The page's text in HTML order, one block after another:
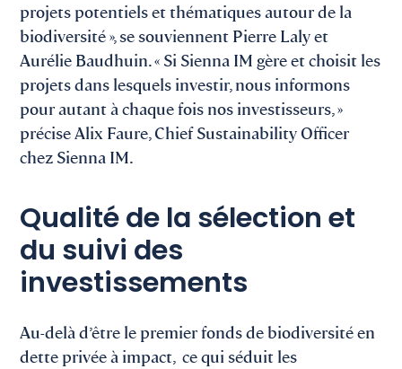
projets potentiels et thématiques autour de la
biodiversité », se souviennent Pierre Laly et
Aurélie Baudhuin. « Si Sienna IM gère et choisit les
projets dans lesquels investir, nous informons
pour autant à chaque fois nos investisseurs, »
précise Alix Faure, Chief Sustainability Officer
chez Sienna IM.
Qualité de la sélection et
du suivi des
investissements
Au-delà d’être le premier fonds de biodiversité en
dette privée à impact, ce qui séduit les